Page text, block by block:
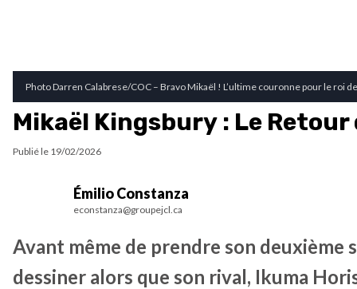
Photo Darren Calabrese/COC – Bravo Mikaël ! L’ultime couronne pour le roi
Mikaël Kingsbury : Le Retour
Publié le 19/02/2026
Émilio Constanza
econstanza@groupejcl.ca
Avant même de prendre son
dessiner alors que son rival, Ikuma